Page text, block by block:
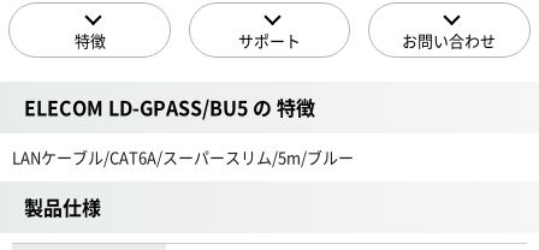
特徴 サポート お問い合わせ
ELECOM LD-GPASS/BU5 の 特徴
LANケーブル/CAT6A/スーパースリム/5m/ブルー
製品仕様